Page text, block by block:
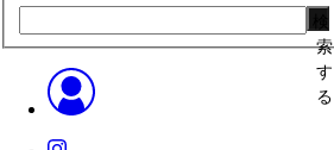
索
す
る